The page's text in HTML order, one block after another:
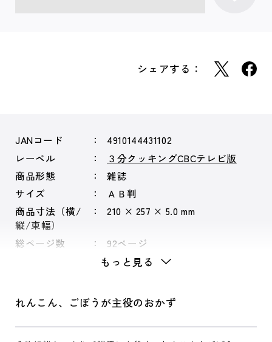
シェアする：
JANコード
4910144431102
レーベル
３分クッキングCBCテレビ版
商品形態
雑誌
サイズ
ＡＢ判
商品寸法（横/
縦/束幅）
210 × 257 × 5.0 mm
総ページ数 92ページ
もっと見る
れんこん、ごぼうが主役のおかず